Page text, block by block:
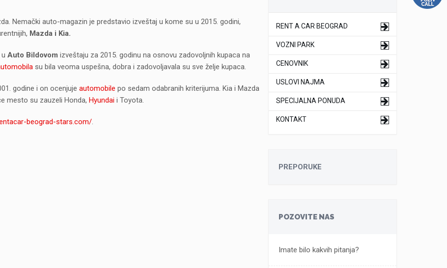
Nemački auto-magazin je predstavio izveštaj u kome su u 2015. godini,
Mazda i Kia.
Auto Bildovom izveštaju za 2015. godinu na osnovu zadovoljnih kupaca na
su bila veoma uspešna, dobra i zadovoljavala su sve želje kupaca.
godine i on ocenjuje automobile po sedam odabranih kriterijuma. Kia i Mazda
mesto su zauzeli Honda, Hyundai i Toyota.
beograd-stars.com/.
RENT A CAR BEOGRAD
VOZNI PARK
CENOVNIK
USLOVI NAJMA
SPECIJALNA PONUDA
KONTAKT
PREPORUKE
POZOVITE NAS
Imate bilo kakvih pitanja?